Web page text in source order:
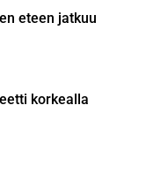
eteen jatkuu
korkealla